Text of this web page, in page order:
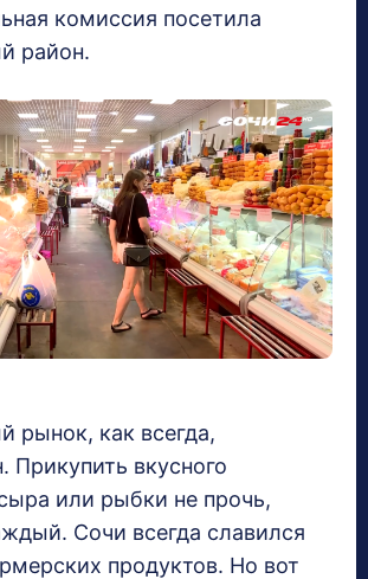
комиссия посетила
район.
рынок, как всегда,
Прикупить вкусного
или рыбки не прочь,
Сочи всегда славился
продуктов. Но вот